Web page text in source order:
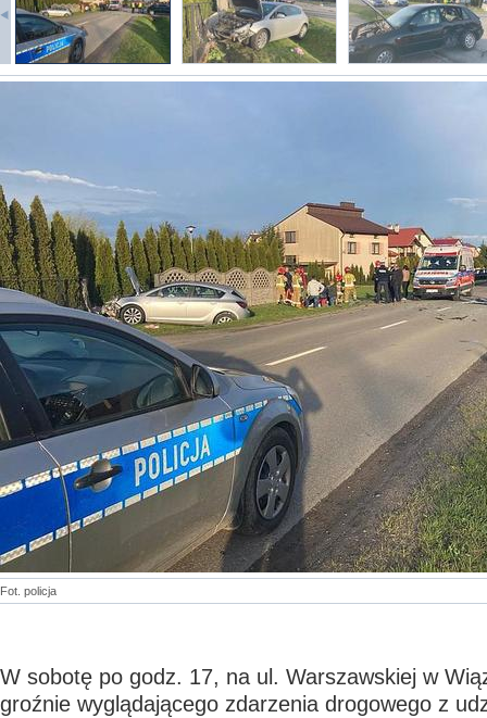
Fot. policja
W sobotę po godz. 17, na ul. Warszawskiej w
groźnie wyglądającego zdarzenia drogowego z